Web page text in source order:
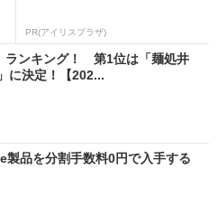
PR(アイリスプラザ)
ランキング！ 第1位は「麺処井
に決定！【202...
製品を分割手数料0円で入手する